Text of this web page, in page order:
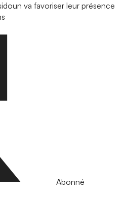
va favoriser leur présence
Abonné